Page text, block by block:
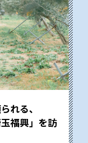
れる、
福興」を訪